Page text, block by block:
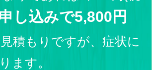
し込みで5,800円
積もりですが、症状に
ます。